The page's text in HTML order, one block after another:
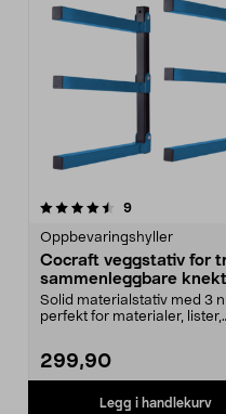
9anmeldelser
Oppbevaringshyller
Cocraft veggstativ for
sammenleggbare
pakning
Solid materialstativ med 3
perfekt for materialer, lister,
299,90
Legg i handlekurv
5.0 av 5 stjerner